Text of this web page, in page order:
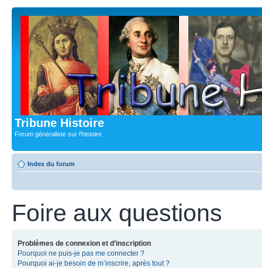
Tribune Histoire
Forum généraliste sur l'histoire
Index du forum
Foire aux questions
Problèmes de connexion et d’inscription
Pourquoi ne puis-je pas me connecter ?
Pourquoi ai-je besoin de m’inscrire, après tout ?